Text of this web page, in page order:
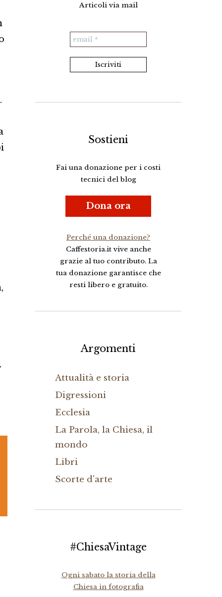
Articoli via mail
Sostieni
Fai una donazione per i costi
tecnici del blog
Dona ora
Perché una donazione?
Caffestoria.it vive anche
grazie al tuo contributo. La
tua donazione garantisce che
resti libero e gratuito.
Argomenti
Attualità e storia
Digressioni
Ecclesia
La Parola, la Chiesa, il
mondo
Libri
Scorte d'arte
#ChiesaVintage
Ogni sabato la storia della
Chiesa in fotografia